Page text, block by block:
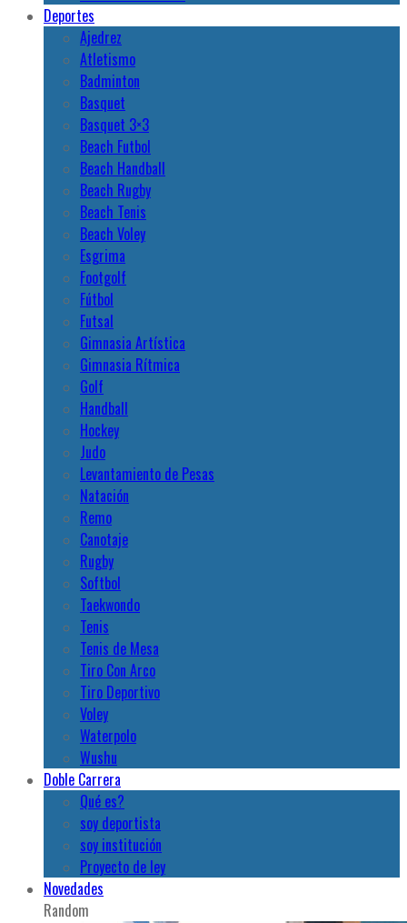
Deportes
Ajedrez
Atletismo
Badminton
Basquet
Basquet 3×3
Beach Futbol
Beach Handball
Beach Rugby
Beach Tenis
Beach Voley
Esgrima
Footgolf
Fútbol
Futsal
Gimnasia Artística
Gimnasia Rítmica
Golf
Handball
Hockey
Judo
Levantamiento de Pesas
Natación
Remo
Canotaje
Rugby
Softbol
Taekwondo
Tenis
Tenis de Mesa
Tiro Con Arco
Tiro Deportivo
Voley
Waterpolo
Wushu
Doble Carrera
Qué es?
soy deportista
soy institución
Proyecto de ley
Novedades
Random